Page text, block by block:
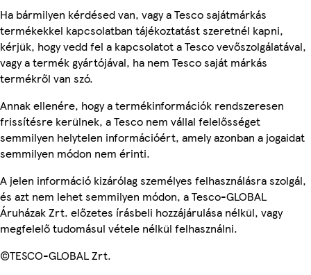
Ha bármilyen kérdésed van, vagy a Tesco sajátmárkás
termékekkel kapcsolatban tájékoztatást szeretnél kapni,
kérjük, hogy vedd fel a kapcsolatot a Tesco vevőszolgálatával,
vagy a termék gyártójával, ha nem Tesco saját márkás
termékről van szó.
Annak ellenére, hogy a termékinformációk rendszeresen
frissítésre kerülnek, a Tesco nem vállal felelősséget
semmilyen helytelen információért, amely azonban a jogaidat
semmilyen módon nem érinti.
A jelen információ kizárólag személyes felhasználásra szolgál,
és azt nem lehet semmilyen módon, a Tesco-GLOBAL
Áruházak Zrt. előzetes írásbeli hozzájárulása nélkül, vagy
megfelelő tudomásul vétele nélkül felhasználni.
©TESCO-GLOBAL Zrt.